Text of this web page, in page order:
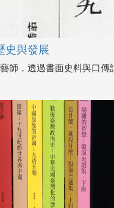
史與發展
師，透過書面史料與口傳